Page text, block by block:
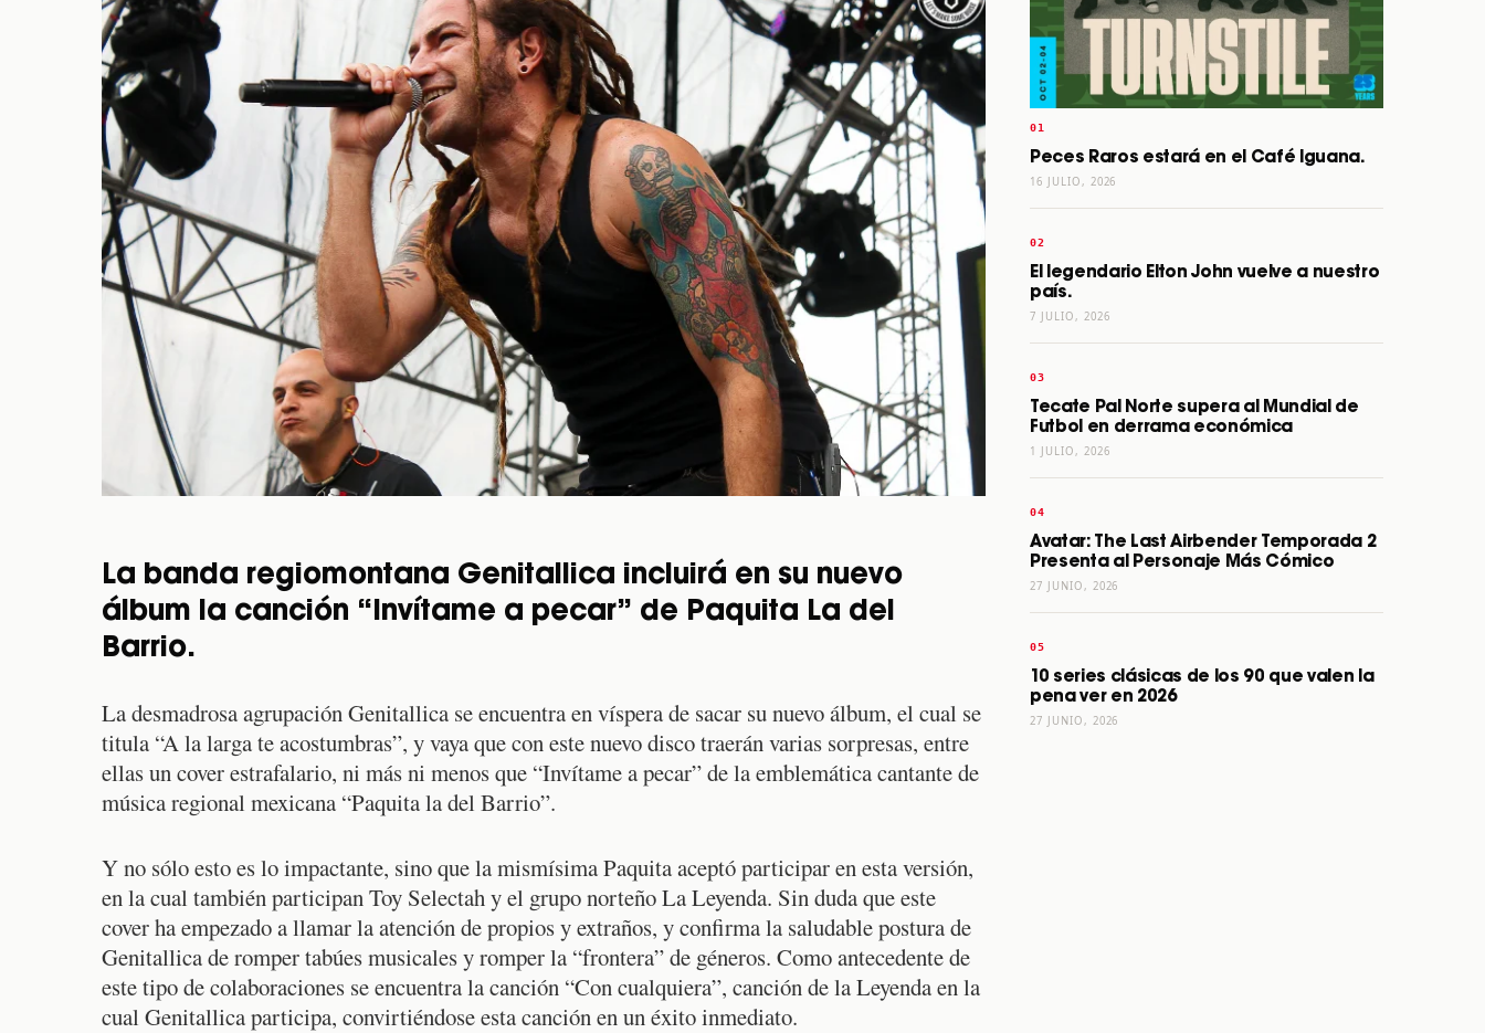
La banda regiomontana Genitallica incluirá en su nuevo
álbum la canción “Invítame a pecar” de Paquita La del
Barrio.
La desmadrosa agrupación Genitallica se encuentra en víspera de sacar su nuevo álbum, el cual se
titula “A la larga te acostumbras”, y vaya que con este nuevo disco traerán varias sorpresas, entre
ellas un cover estrafalario, ni más ni menos que “Invítame a pecar” de la emblemática cantante de
música regional mexicana “Paquita la del Barrio”.
Y no sólo esto es lo impactante, sino que la mismísima Paquita aceptó participar en esta versión,
en la cual también participan Toy Selectah y el grupo norteño La Leyenda. Sin duda que este
cover ha empezado a llamar la atención de propios y extraños, y confirma la saludable postura de
Genitallica de romper tabúes musicales y romper la “frontera” de géneros. Como antecedente de
este tipo de colaboraciones se encuentra la canción “Con cualquiera”, canción de la Leyenda en la
cual Genitallica participa, convirtiéndose esta canción en un éxito inmediato.
Peces Raros estará en el Café Iguana.
16 JULIO, 2026
El legendario Elton John vuelve a nuestro
país.
7 JULIO, 2026
Tecate Pal Norte supera al Mundial de
Futbol en derrama económica
1 JULIO, 2026
Avatar: The Last Airbender Temporada 2
Presenta al Personaje Más Cómico
27 JUNIO, 2026
10 series clásicas de los 90 que valen la
pena ver en 2026
27 JUNIO, 2026